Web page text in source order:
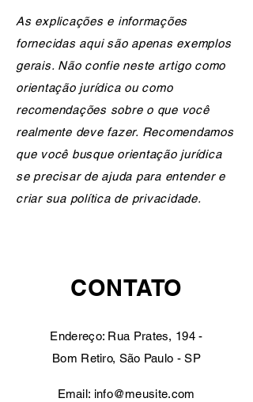
As explicações e informações
fornecidas aqui são apenas exemplos
gerais. Não confie neste artigo como
orientação jurídica ou como
recomendações sobre o que você
realmente deve fazer. Recomendamos
que você busque orientação jurídica
se precisar de ajuda para entender e
criar sua política de privacidade.
CONTATO
Endereço: Rua Prates, 194 -
Bom Retiro, São Paulo - SP
Email: info@meusite.com